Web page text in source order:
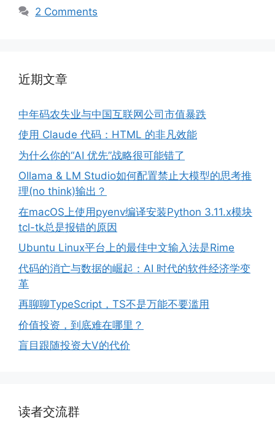
2 Comments
近期文章
中年码农失业与中国互联网公司市值暴跌
使用 Claude 代码：HTML 的非凡效能
为什么你的“AI 优先”战略很可能错了
Ollama & LM Studio如何配置禁止大模型的思考推
理(no think)输出？
在macOS上使用pyenv编译安装Python 3.11.x模块
tcl-tk总是报错的原因
Ubuntu Linux平台上的最佳中文输入法是Rime
代码的消亡与数据的崛起：AI 时代的软件经济学变
革
再聊聊TypeScript，TS不是万能不要滥用
价值投资，到底难在哪里？
盲目跟随投资大V的代价
读者交流群